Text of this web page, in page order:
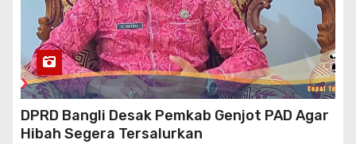
DPRD Bangli Desak Pemkab Genjot PAD Agar
Hibah Segera Tersalurkan